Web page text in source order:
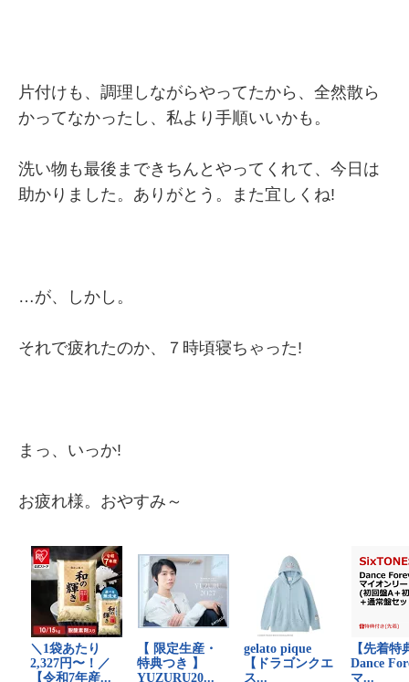
片付けも、調理しながらやってたから、全然散ら
かってなかったし、私より手順いいかも。
洗い物も最後まできちんとやってくれて、今日は
助かりました。ありがとう。また宜しくね!
…が、しかし。
それで疲れたのか、７時頃寝ちゃった!
まっ、いっか!
お疲れ様。おやすみ～